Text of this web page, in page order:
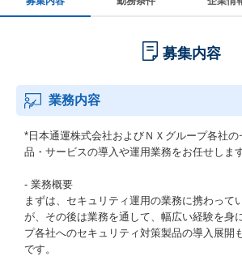
募集内容
業務内容
*日本通運株式会社およびＮＸグループ各社
品・サービスの導入や運用業務をお任せしま
- 業務概要
まずは、セキュリティ運用の業務に携わって
が、その後は業務を通して、幅広い経験を身
プ各社へのセキュリティ対策製品の導入展開
です。